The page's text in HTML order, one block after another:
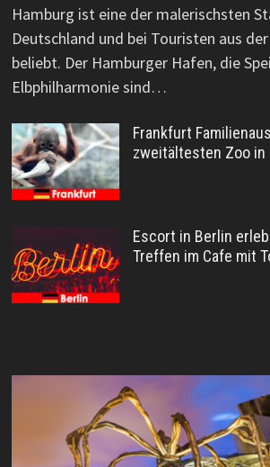
Hamburg ist eine der malerischsten
Deutschland und bei Touristen aus
beliebt. Der Hamburger Hafen, die
Elbphilharmonie sind…
Frankfurt
zweitältesten Zoo in
Escort in Berlin
Treffen im Cafe mit